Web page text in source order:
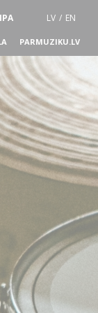
LV / EN
PARMUZIKU.LV